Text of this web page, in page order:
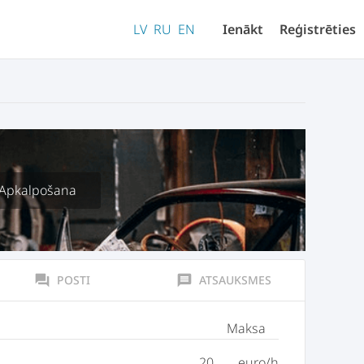
LV RU EN Ienākt Reģistrēties
forum POSTI message ATSAUKSMES
Maksa